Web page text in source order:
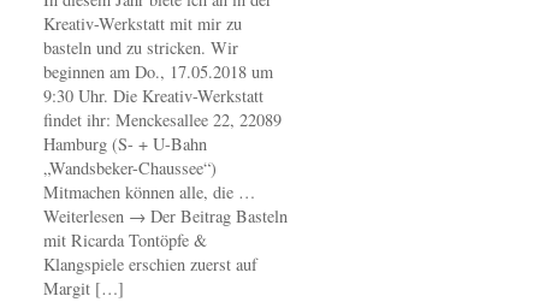
Kreativ-Werkstatt mit mir zu
basteln und zu stricken. Wir
beginnen am Do., 17.05.2018 um
9:30 Uhr. Die Kreativ-Werkstatt
findet ihr: Menckesallee 22, 22089
Hamburg (S- + U-Bahn
„Wandsbeker-Chaussee“)
Mitmachen können alle, die …
Weiterlesen → Der Beitrag Basteln
mit Ricarda Tontöpfe &
Klangspiele erschien zuerst auf
Margit […]